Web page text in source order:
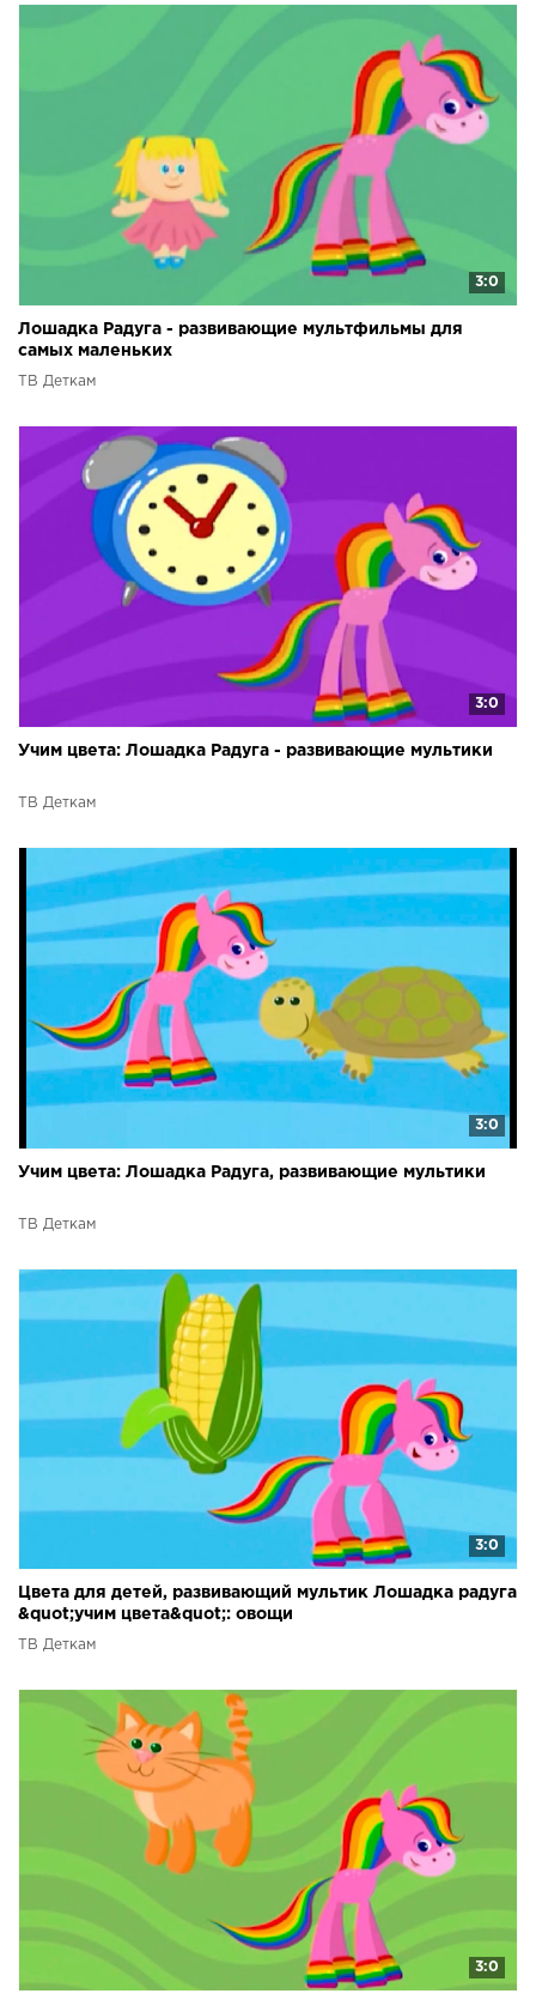
3:0
Лошадка Радуга - развивающие мультфильмы для
самых маленьких
ТВ Деткам
3:0
Учим цвета: Лошадка Радуга - развивающие мультики
ТВ Деткам
3:0
Учим цвета: Лошадка Радуга, развивающие мультики
ТВ Деткам
3:0
Цвета для детей, развивающий мультик Лошадка радуга
&quot;учим цвета&quot;: овощи
ТВ Деткам
3:0